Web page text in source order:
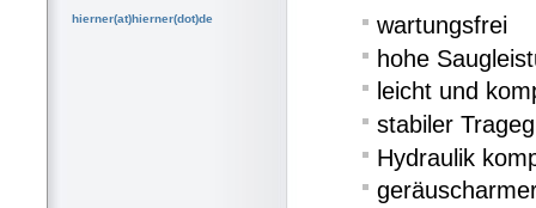
hierner(at)hierner(dot)de
wartungsfrei
hohe
leicht und
stabiler
Hydraulik